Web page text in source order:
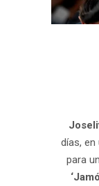
días, en
para